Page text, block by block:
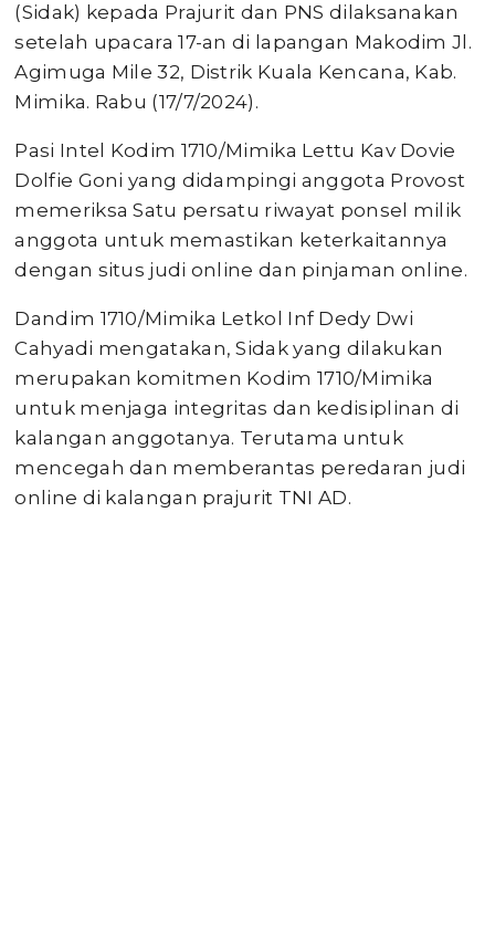
(Sidak) kepada Prajurit dan PNS dilaksanakan
setelah upacara 17-an di lapangan Makodim Jl.
Agimuga Mile 32, Distrik Kuala Kencana, Kab.
Mimika. Rabu (17/7/2024).
Pasi Intel Kodim 1710/Mimika Lettu Kav Dovie
Dolfie Goni yang didampingi anggota Provost
memeriksa Satu persatu riwayat ponsel milik
anggota untuk memastikan keterkaitannya
dengan situs judi online dan pinjaman online.
Dandim 1710/Mimika Letkol Inf Dedy Dwi
Cahyadi mengatakan, Sidak yang dilakukan
merupakan komitmen Kodim 1710/Mimika
untuk menjaga integritas dan kedisiplinan di
kalangan anggotanya. Terutama untuk
mencegah dan memberantas peredaran judi
online di kalangan prajurit TNI AD.